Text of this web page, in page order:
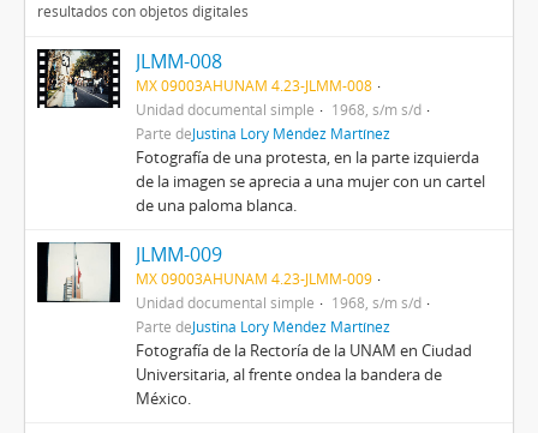
resultados con objetos digitales
JLMM-008
MX 09003AHUNAM 4.23-JLMM-008
Unidad documental simple
1968, s/m s/d
Parte deJustina Lory Méndez Martínez
Fotografía de una protesta, en la parte izquierda
de la imagen se aprecia a una mujer con un cartel
de una paloma blanca.
JLMM-009
MX 09003AHUNAM 4.23-JLMM-009
Unidad documental simple
1968, s/m s/d
Parte deJustina Lory Méndez Martínez
Fotografía de la Rectoría de la UNAM en Ciudad
Universitaria, al frente ondea la bandera de
México.